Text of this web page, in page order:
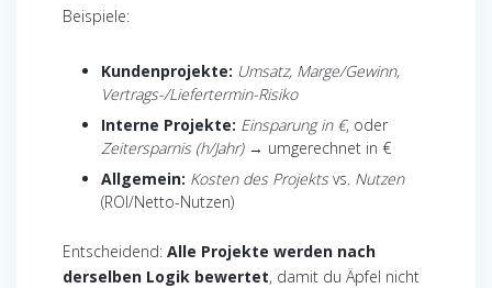
Beispiele:
Kundenprojekte: Umsatz, Marge/Gewinn,
Vertrags-/Liefertermin-Risiko
Interne Projekte: Einsparung in €, oder
Zeitersparnis (h/Jahr)→ umgerechnet in €
Allgemein: Kosten des Projektsvs. Nutzen
(ROI/Netto-Nutzen)
Entscheidend: Alle Projekte werden nach
derselben Logik bewertet, damit du Äpfel nicht